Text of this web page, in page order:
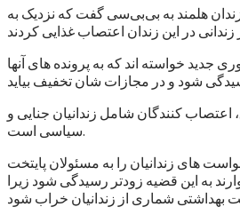
هلمند به بی‌بی‌سی گفت که نزدیک به
جدید خواسته اند که به پرونده های آنها
اعتصاب کنندگان شامل زندانیان جنایی و
سیاسی است.
های زندانیان را به مسئولان پایتخت
به این قضیه زودتر رسیدگی شود زیرا